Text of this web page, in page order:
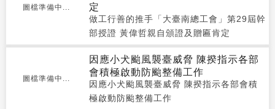
圖檔準備中...
定
做工行善的推手「大臺南總工會」第29屆幹
部授證 黃偉哲親自頒證及贈匾肯定
圖檔準備中...
因應小犬颱風襲臺威脅 陳揆指示各部
會積極啟動防颱整備工作
因應小犬颱風襲臺威脅 陳揆指示各部會積
極啟動防颱整備工作